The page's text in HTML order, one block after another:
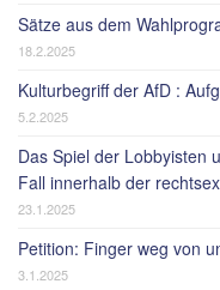
Sätze aus dem
18.2.2025
Kulturbegriff der AfD :
5.2.2025
Das Spiel der Lobbyisten
Fall innerhalb der
23.1.2025
Petition: Finger weg von
3.1.2025